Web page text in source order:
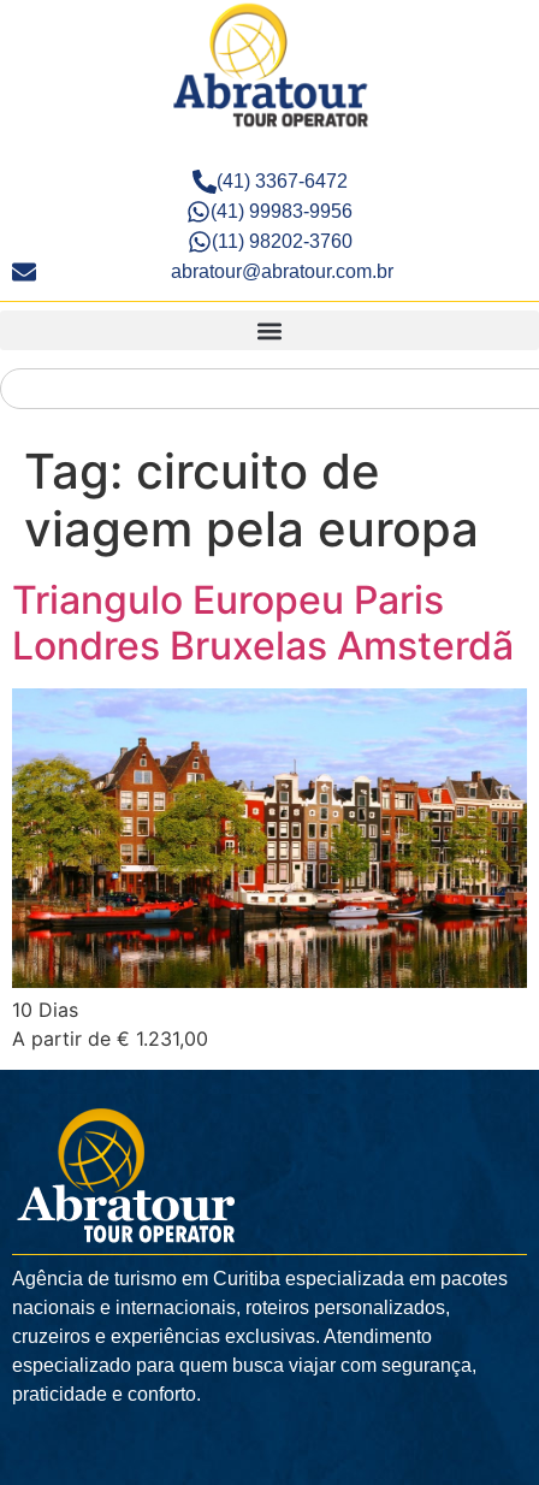
(41) 3367-6472
(41) 99983-9956
(11) 98202-3760
abratour@abratour.com.br
Tag: circuito de
viagem pela europa
Triangulo Europeu Paris
Londres Bruxelas Amsterdã
10 Dias
A partir de € 1.231,00
Agência de turismo em Curitiba especializada em pacotes
nacionais e internacionais, roteiros personalizados,
cruzeiros e experiências exclusivas. Atendimento
especializado para quem busca viajar com segurança,
praticidade e conforto.